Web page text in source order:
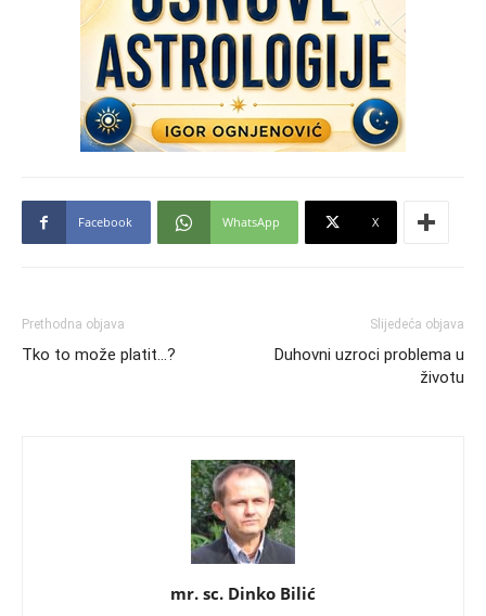
Facebook WhatsApp X
Prethodna objava
Tko to može platit…?
Slijedeća objava
Duhovni uzroci problema u
životu
mr. sc. Dinko Bilić